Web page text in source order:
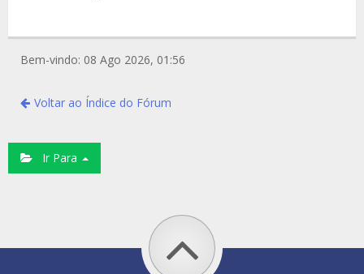
Bem-vindo: 08 Ago 2026, 01:56
Voltar ao Índice do Fórum
Ir Para